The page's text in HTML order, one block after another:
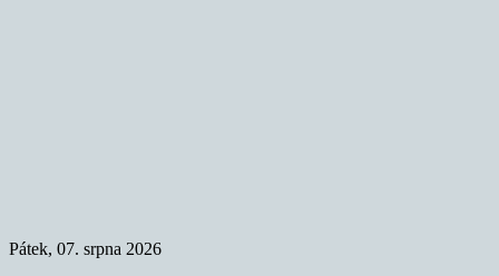
Pátek, 07. srpna 2026